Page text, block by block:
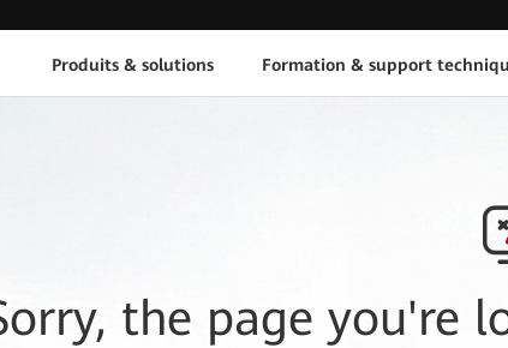
Produits & solutions Formation & support
the page you're